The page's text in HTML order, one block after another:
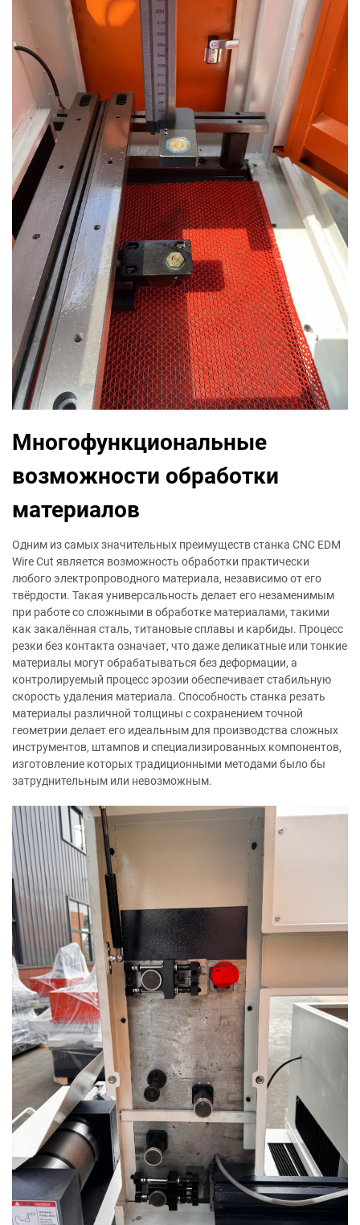
Многофункциональные
возможности обработки
материалов
Одним из самых значительных преимуществ станка CNC EDM
Wire Cut является возможность обработки практически
любого электропроводного материала, независимо от его
твёрдости. Такая универсальность делает его незаменимым
при работе со сложными в обработке материалами, такими
как закалённая сталь, титановые сплавы и карбиды. Процесс
резки без контакта означает, что даже деликатные или тонкие
материалы могут обрабатываться без деформации, а
контролируемый процесс эрозии обеспечивает стабильную
скорость удаления материала. Способность станка резать
материалы различной толщины с сохранением точной
геометрии делает его идеальным для производства сложных
инструментов, штампов и специализированных компонентов,
изготовление которых традиционными методами было бы
затруднительным или невозможным.